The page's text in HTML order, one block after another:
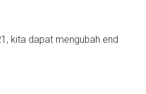
kita dapat mengubah end